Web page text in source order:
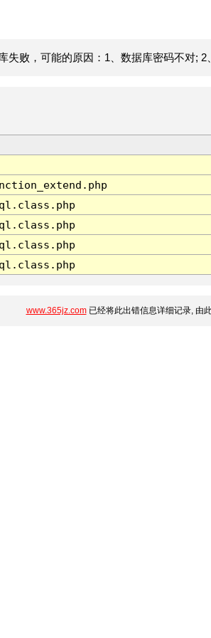
失败，可能的原因：1、数据库密码不对; 2
www.365jz.com已经将此出错信息详细记录, 由